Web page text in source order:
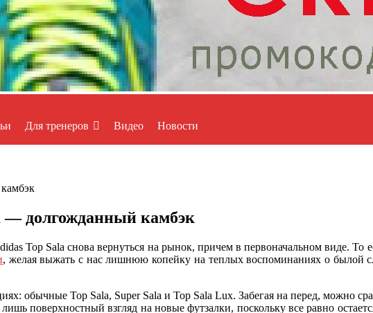
Для тренеров Видео Новости
— долгожданный камбэк
Top Sala снова вернуться на рынок, причем в первоначальном виде.
, желая выжать с нас лишнюю копейку на теплых воспоминаниях о былой
обычные Top Sala, Super Sala и Top Sala Lux. Забегая на перед, можно
поверхностный взгляд на новые футзалки, поскольку все равно